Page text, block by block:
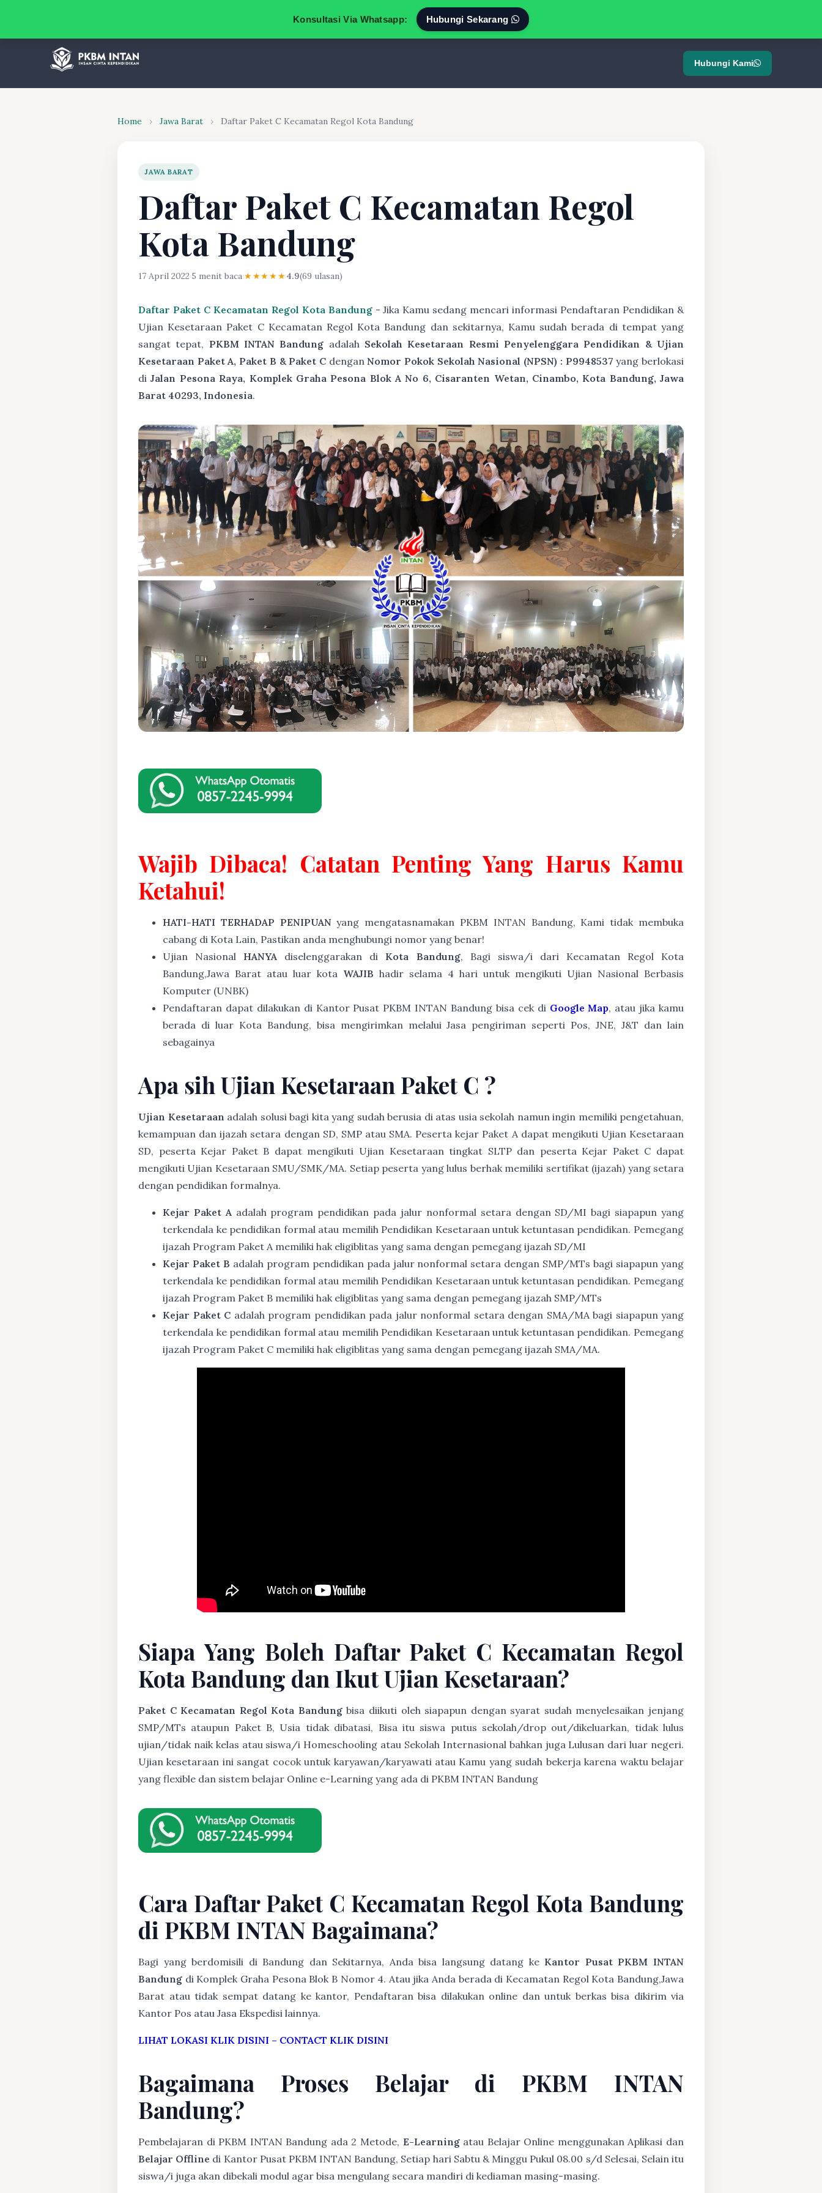
Konsultasi Via Whatsapp: Hubungi Sekarang
Hubungi Kami
Home › Jawa Barat › Daftar Paket C Kecamatan Regol Kota Bandung
JAWA BARAT
Daftar Paket C Kecamatan Regol
Kota Bandung
17 April 2022·5 menit baca·★★★★★4.9(69 ulasan)
Daftar Paket C Kecamatan Regol Kota Bandung- Jika Kamu sedang mencari informasi Pendaftaran Pendidikan &
Ujian Kesetaraan Paket C Kecamatan Regol Kota Bandung dan sekitarnya, Kamu sudah berada di tempat yang
sangat tepat, PKBM INTAN Bandung adalah Sekolah Kesetaraan Resmi Penyelenggara Pendidikan & Ujian
Kesetaraan Paket A, Paket B & Paket CdenganNomor Pokok Sekolah Nasional (NPSN) : P9948537 yang berlokasi
diJalan Pesona Raya, Komplek Graha Pesona Blok A No 6, Cisaranten Wetan, Cinambo, Kota Bandung, Jawa
Barat 40293, Indonesia.
Wajib Dibaca! Catatan Penting Yang Harus Kamu
Ketahui!
HATI-HATI TERHADAP PENIPUANyang mengatasnamakan PKBM INTAN Bandung, Kami tidak membuka
cabang di Kota Lain, Pastikan anda menghubungi nomor yang benar!
Ujian Nasional HANYA diselenggarakan di Kota Bandung, Bagi siswa/i dari Kecamatan Regol Kota
Bandung,Jawa Barat atau luar kota WAJIB hadir selama 4 hari untuk mengikuti Ujian Nasional Berbasis
Komputer (UNBK)
Pendaftaran dapat dilakukan di Kantor Pusat PKBM INTAN Bandung bisa cek di Google Map, atau jika kamu
berada di luar Kota Bandung, bisa mengirimkan melalui Jasa pengiriman seperti Pos, JNE, J&T dan lain
sebagainya
Apa sih Ujian Kesetaraan Paket C ?
Ujian Kesetaraan adalah solusi bagi kita yang sudah berusia di atas usia sekolah namun ingin memiliki pengetahuan,
kemampuan dan ijazah setara dengan SD, SMP atau SMA. Peserta kejar Paket A dapat mengikuti Ujian Kesetaraan
SD, peserta Kejar Paket B dapat mengikuti Ujian Kesetaraan tingkat SLTP dan peserta Kejar Paket C dapat
mengikuti Ujian Kesetaraan SMU/SMK/MA. Setiap peserta yang lulus berhak memiliki sertifikat (ijazah) yang setara
dengan pendidikan formalnya.
Kejar Paket A adalah program pendidikan pada jalur nonformal setara dengan SD/MI bagi siapapun yang
terkendala ke pendidikan formal atau memilih Pendidikan Kesetaraan untuk ketuntasan pendidikan. Pemegang
ijazah Program Paket A memiliki hak eligiblitas yang sama dengan pemegang ijazah SD/MI
Kejar Paket B adalah program pendidikan pada jalur nonformal setara dengan SMP/MTs bagi siapapun yang
terkendala ke pendidikan formal atau memilih Pendidikan Kesetaraan untuk ketuntasan pendidikan. Pemegang
ijazah Program Paket B memiliki hak eligiblitas yang sama dengan pemegang ijazah SMP/MTs
Kejar Paket C adalah program pendidikan pada jalur nonformal setara dengan SMA/MA bagi siapapun yang
terkendala ke pendidikan formal atau memilih Pendidikan Kesetaraan untuk ketuntasan pendidikan. Pemegang
ijazah Program Paket C memiliki hak eligiblitas yang sama dengan pemegang ijazah SMA/MA.
Siapa Yang Boleh Daftar Paket C Kecamatan Regol
Kota Bandung dan Ikut Ujian Kesetaraan?
Paket C Kecamatan Regol Kota Bandungbisa diikuti oleh siapapun dengan syarat sudah menyelesaikan jenjang
SMP/MTs ataupun Paket B, Usia tidak dibatasi, Bisa itu siswa putus sekolah/drop out/dikeluarkan, tidak lulus
ujian/tidak naik kelas atau siswa/i Homeschooling atau Sekolah Internasional bahkan juga Lulusan dari luar negeri.
Ujian kesetaraan ini sangat cocok untuk karyawan/karyawati atau Kamu yang sudah bekerja karena waktu belajar
yang flexible dan sistem belajar Online e-Learning yang ada di PKBM INTAN Bandung
Cara Daftar Paket C Kecamatan Regol Kota Bandung
di PKBM INTAN Bagaimana?
Bagi yang berdomisili di Bandung dan Sekitarnya, Anda bisa langsung datang ke Kantor Pusat PKBM INTAN
Bandung di Komplek Graha Pesona Blok B Nomor 4. Atau jika Anda berada di Kecamatan Regol Kota Bandung,Jawa
Barat atau tidak sempat datang ke kantor, Pendaftaran bisa dilakukan online dan untuk berkas bisa dikirim via
Kantor Pos atau Jasa Ekspedisi lainnya.
LIHAT LOKASI KLIK DISINI – CONTACT KLIK DISINI
Bagaimana Proses Belajar di PKBM INTAN
Bandung?
Pembelajaran di PKBM INTAN Bandung ada 2 Metode, E-Learningatau Belajar Online menggunakan Aplikasi dan
Belajar Offline di Kantor Pusat PKBM INTAN Bandung, Setiap hari Sabtu & Minggu Pukul 08.00 s/d Selesai, Selain itu
siswa/i juga akan dibekali modul agar bisa mengulang secara mandiri di kediaman masing-masing.